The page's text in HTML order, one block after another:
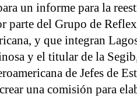
un informe para la
parte del Grupo de
y que integran
y el titular de la
de Jefes de
una comisión para